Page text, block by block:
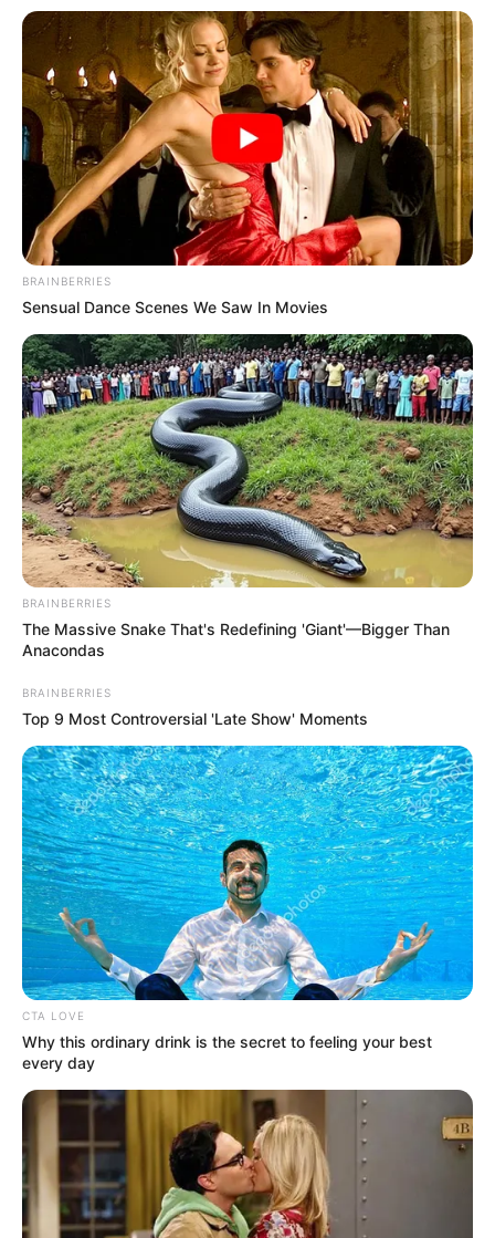
BRAINBERRIES
Sensual Dance Scenes We Saw In Movies
BRAINBERRIES
The Massive Snake That's Redefining 'Giant'—Bigger Than
Anacondas
BRAINBERRIES
Top 9 Most Controversial 'Late Show' Moments
CTA LOVE
Why this ordinary drink is the secret to feeling your best
every day